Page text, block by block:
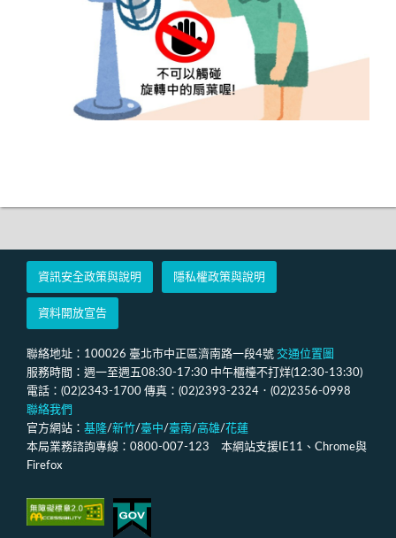
資訊安全政策與說明 隱私權政策與說明
資料開放宣告
聯絡地址：100026 臺北市中正區濟南路一段4號 交通位置圖
服務時間：週一至週五08:30-17:30 中午櫃檯不打烊(12:30-13:30)
電話：(02)2343-1700 傳真：(02)2393-2324．(02)2356-0998
聯絡我們
官方網站： 基隆/新竹/臺中/臺南/高雄/花蓮
本局業務諮詢專線：0800-007-123 本網站支援IE11、Chrome與
Firefox